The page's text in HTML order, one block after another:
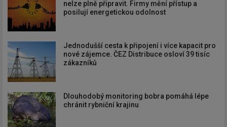
nelze plně připravit. Firmy mění přístup a
posilují energetickou odolnost
Jednodušší cesta k připojení i více kapacit pro
nové zájemce. ČEZ Distribuce osloví 39 tisíc
zákazníků
Dlouhodobý monitoring bobra pomáhá lépe
chránit rybniční krajinu